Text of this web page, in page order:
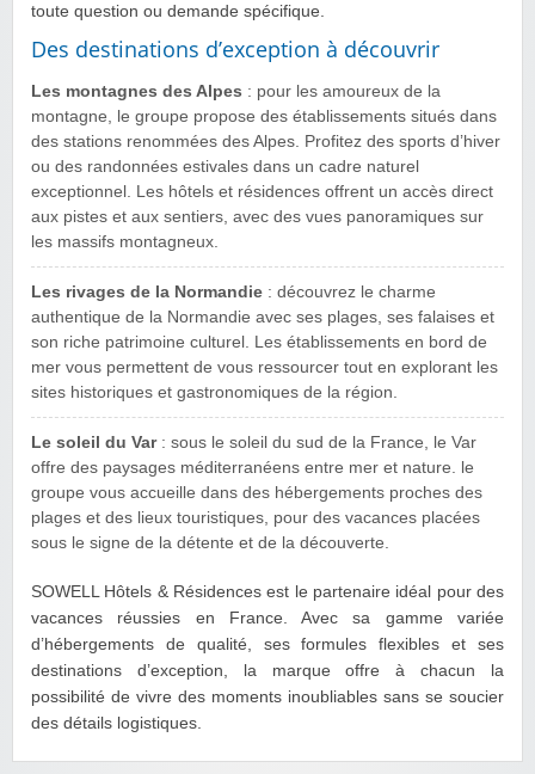
toute question ou demande spécifique.
Des destinations d’exception à découvrir
Les montagnes des Alpes : pour les amoureux de la
montagne, le groupe propose des établissements situés dans
des stations renommées des Alpes. Profitez des sports d’hiver
ou des randonnées estivales dans un cadre naturel
exceptionnel. Les hôtels et résidences offrent un accès direct
aux pistes et aux sentiers, avec des vues panoramiques sur
les massifs montagneux.
Les rivages de la Normandie : découvrez le charme
authentique de la Normandie avec ses plages, ses falaises et
son riche patrimoine culturel. Les établissements en bord de
mer vous permettent de vous ressourcer tout en explorant les
sites historiques et gastronomiques de la région.
Le soleil du Var: sous le soleil du sud de la France, le Var
offre des paysages méditerranéens entre mer et nature. le
groupe vous accueille dans des hébergements proches des
plages et des lieux touristiques, pour des vacances placées
sous le signe de la détente et de la découverte.
SOWELL Hôtels & Résidences est le partenaire idéal pour des
vacances réussies en France. Avec sa gamme variée
d’hébergements de qualité, ses formules flexibles et ses
destinations d’exception, la marque offre à chacun la
possibilité de vivre des moments inoubliables sans se soucier
des détails logistiques.